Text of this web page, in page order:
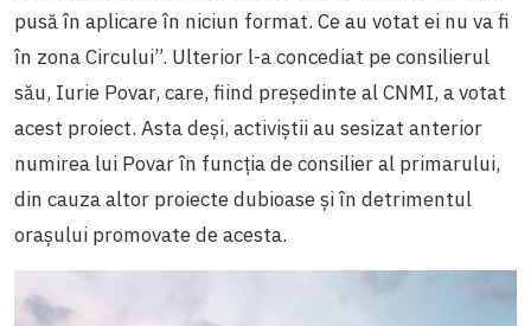
pusă în aplicare în niciun format. Ce au votat ei nu va fi
în zona Circului”. Ulterior l-a concediat pe consilierul
său, Iurie Povar, care, fiind președinte al CNMI, a votat
acest proiect. Asta deși, activiștii au sesizat anterior
numirea lui Povar în funcția de consilier al primarului,
din cauza altor proiecte dubioase și în detrimentul
orașului promovate de acesta.